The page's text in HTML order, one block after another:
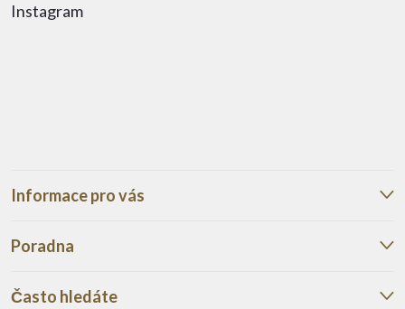
Instagram
Informace pro vás
Poradna
Často hledáte